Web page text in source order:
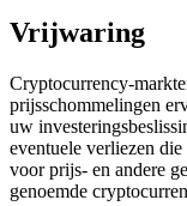
USDT New
USDT Flexible
Vrijwaring
Cryptocurrency-
prijsschommelingen
uw
eventuele verliezen
voor prijs- en andere
genoemde